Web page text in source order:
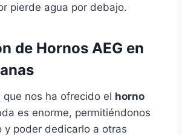
pierde agua por debajo.
de Hornos AEG en
nos ha ofrecido el horno
es enorme, permitiéndonos
y poder dedicarlo a otras